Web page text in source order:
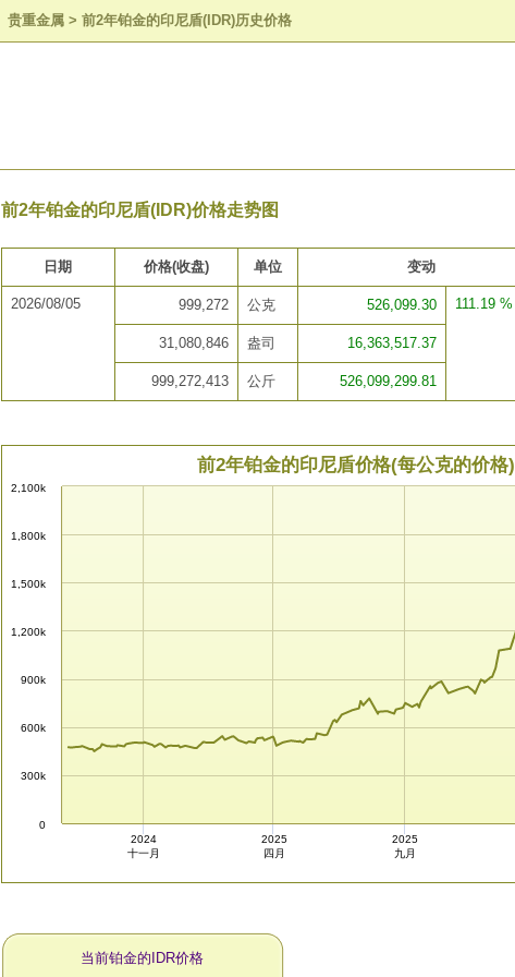
贵重金属 > 前2年铂金的印尼盾(IDR)历史价格
前2年铂金的印尼盾(IDR)价格走势图
日期 价格(收盘) 单位 变动
2026/08/05 999,272 公克 526,099.30 111.19 %
31,080,846 盎司 16,363,517.37
999,272,413 公斤 526,099,299.81
前2年铂金的印尼盾价格(每公克的价格)
0
300k
600k
900k
1,200k
1,500k
1,800k
2,100k
2024
十一月
2025
四月
2025
九月
当前铂金的IDR价格